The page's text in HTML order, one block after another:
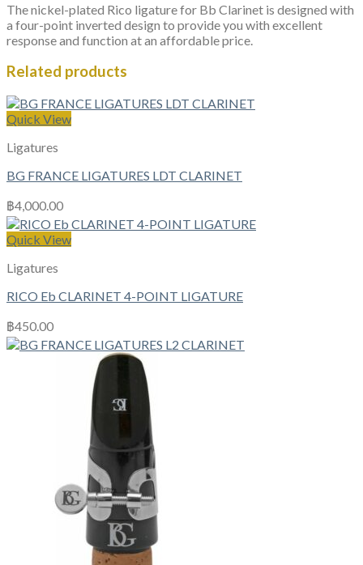
The nickel-plated Rico ligature for Bb Clarinet is designed with
a four-point inverted design to provide you with excellent
response and function at an affordable price.
Related products
Quick View
Ligatures
BG FRANCE LIGATURES LDT CLARINET
฿4,000.00
Quick View
Ligatures
RICO Eb CLARINET 4-POINT LIGATURE
฿450.00